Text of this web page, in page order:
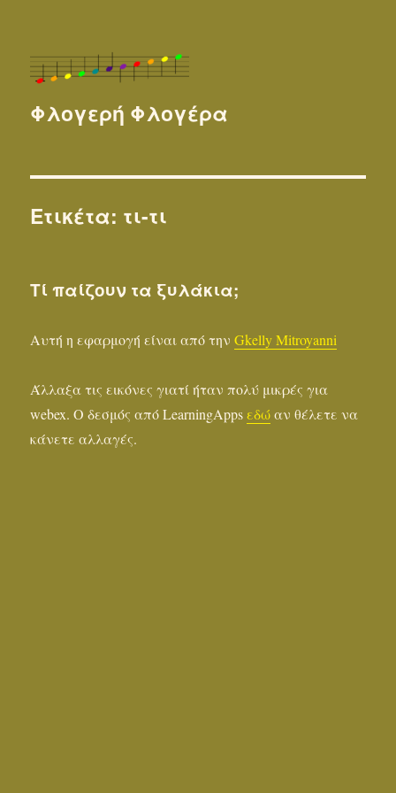
Φλογερή Φλογέρα
Ετικέτα: τι-τι
Τί παίζουν τα ξυλάκια;
Αυτή η εφαρμογή είναι από τηνGkelly Mitroyanni
Άλλαξα τις εικόνες γιατί ήταν πολύ μικρές για
webex. Ο δεσμός από LearningAppsεδώαν θέλετε να
κάνετε αλλαγές.